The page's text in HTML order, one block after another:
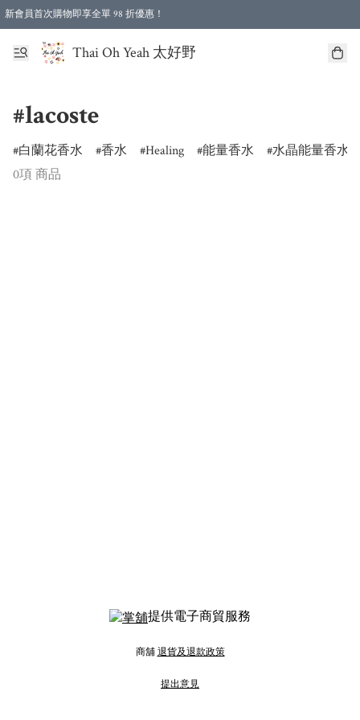
新會員首次購物即享全單 98 折優惠！
特選會員可享全單低至 96 折優惠！
Thai Oh Yeah 太好野
#lacoste
白蘭花香水 香水 Healing 能量香水
水晶能量香水
0項 商品
提供電子商貿服務
商舖 退貨及退款政策
提出意見